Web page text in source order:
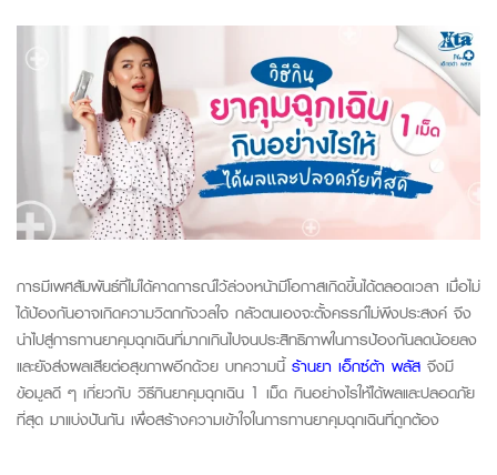
การมีเพศสัมพันธ์ที่ไม่ได้คาดการณ์ไว้ล่วงหน้ามีโอกาสเกิดขึ้นได้ตลอดเวลา เมื่อไม่
ได้ป้องกันอาจเกิดความวิตกกังวลใจ กลัวตนเองจะตั้งครรภ์ไม่พึงประสงค์ จึง
นำไปสู่การทานยาคุมฉุกเฉินที่มากเกินไปจนประสิทธิภาพในการป้องกันลดน้อยลง
และยังส่งผลเสียต่อสุขภาพอีกด้วย บทความนี้ ร้านยา เอ็กซ์ต้า พลัส จึงมี
ข้อมูลดี ๆ เกี่ยวกับ วิธีกินยาคุมฉุกเฉิน 1 เม็ด กินอย่างไรให้ได้ผลและปลอดภัย
ที่สุด มาแบ่งปันกัน เพื่อสร้างความเข้าใจในการทานยาคุมฉุกเฉินที่ถูกต้อง